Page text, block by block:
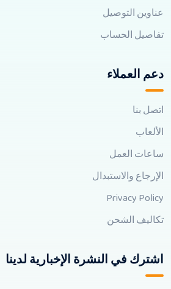
عناوين التوصيل
تفاصيل الحساب
دعم العملاء
اتصل بنا
الألعاب
ساعات العمل
الإرجاع والاستبدال
Privacy Policy
تكاليف الشحن
اشترك في النشرة الإخبارية لدينا